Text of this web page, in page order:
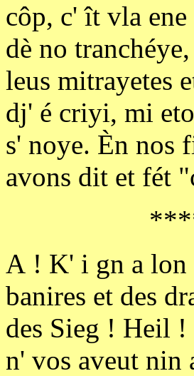
côp, c' ît vla ene
dè no
leus mitrayetes
dj' é criyi, mi
s' noye. Èn nos
avons dit et fét
A ! K' i gn a lon
banires et des
des Sieg ! Heil
n' vos aveut nin